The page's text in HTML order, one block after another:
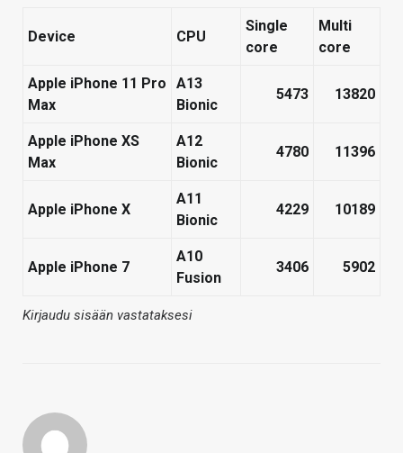
Device CPU
Single
core
Multi
core
Apple iPhone 11 Pro
Max
A13
Bionic
5473​ 13820​
Apple iPhone XS
Max
A12
Bionic
4780​ 11396​
Apple iPhone X
A11
Bionic
4229​ 10189​
Apple iPhone 7
A10
Fusion
3406​ 5902​
Kirjaudu sisään vastataksesi